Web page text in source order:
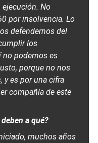
No
por insolvencia. Lo
defendernos del
los
no podemos es
porque no nos
y es por una cifra
compañía de este
a qué?
muchos años